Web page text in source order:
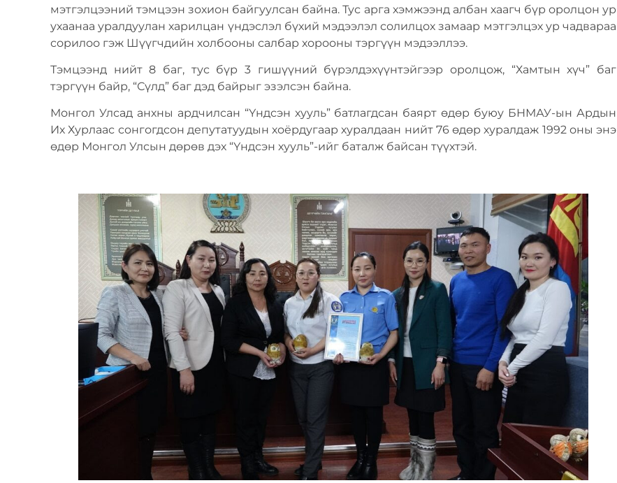
мэтгэлцээний тэмцээн зохион байгуулсан байна. Тус арга хэмжээнд албан хаагч бүр оролцон ур
ухаанаа уралдуулан харилцан үндэслэл бүхий мэдээлэл солилцох замаар мэтгэлцэх ур чадвараа
сорилоо гэж Шүүгчдийн холбооны салбар хорооны тэргүүн мэдээллээ.
Тэмцээнд нийт 8 баг, тус бүр 3 гишүүний бүрэлдэхүүнтэйгээр оролцож, “Хамтын хүч” баг
тэргүүн байр, “Сүлд” баг дэд байрыг эзэлсэн байна.
Монгол Улсад анхны ардчилсан “Үндсэн хууль” батлагдсан баярт өдөр буюу БНМАУ-ын Ардын
Их Хурлаас сонгогдсон депутатуудын хоёрдугаар хуралдаан нийт 76 өдөр хуралдаж 1992 оны энэ
өдөр Монгол Улсын дөрөв дэх “Үндсэн хууль”-ийг баталж байсан түүхтэй.